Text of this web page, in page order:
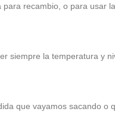
recambio, o para usar
siempre la temperatura y
que vayamos sacando o